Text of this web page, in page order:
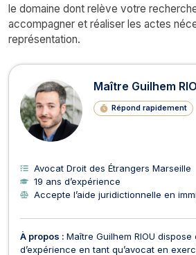
le domaine dont relève votre
accompagner et réaliser les actes
représentation.
Maître Guilhem
Répond rapidement
Avocat Droit des Étrangers Marseille
19 ans d’expérience
Accepte l’aide juridictionnelle en
À propos : Maître Guilhem RIOU
d’expérience en tant qu’avocat en